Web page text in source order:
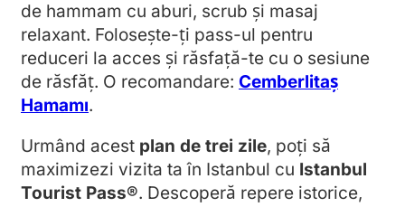
de hammam cu aburi, scrub și masaj
relaxant. Folosește-ți pass-ul pentru
reduceri la acces și răsfață-te cu o sesiune
de răsfăț. O recomandare: Cemberlitaș
Hamamı.
Urmând acest plan de trei zile, poți să
maximizezi vizita ta în Istanbul cu Istanbul
Tourist Pass®. Descoperă repere istorice,